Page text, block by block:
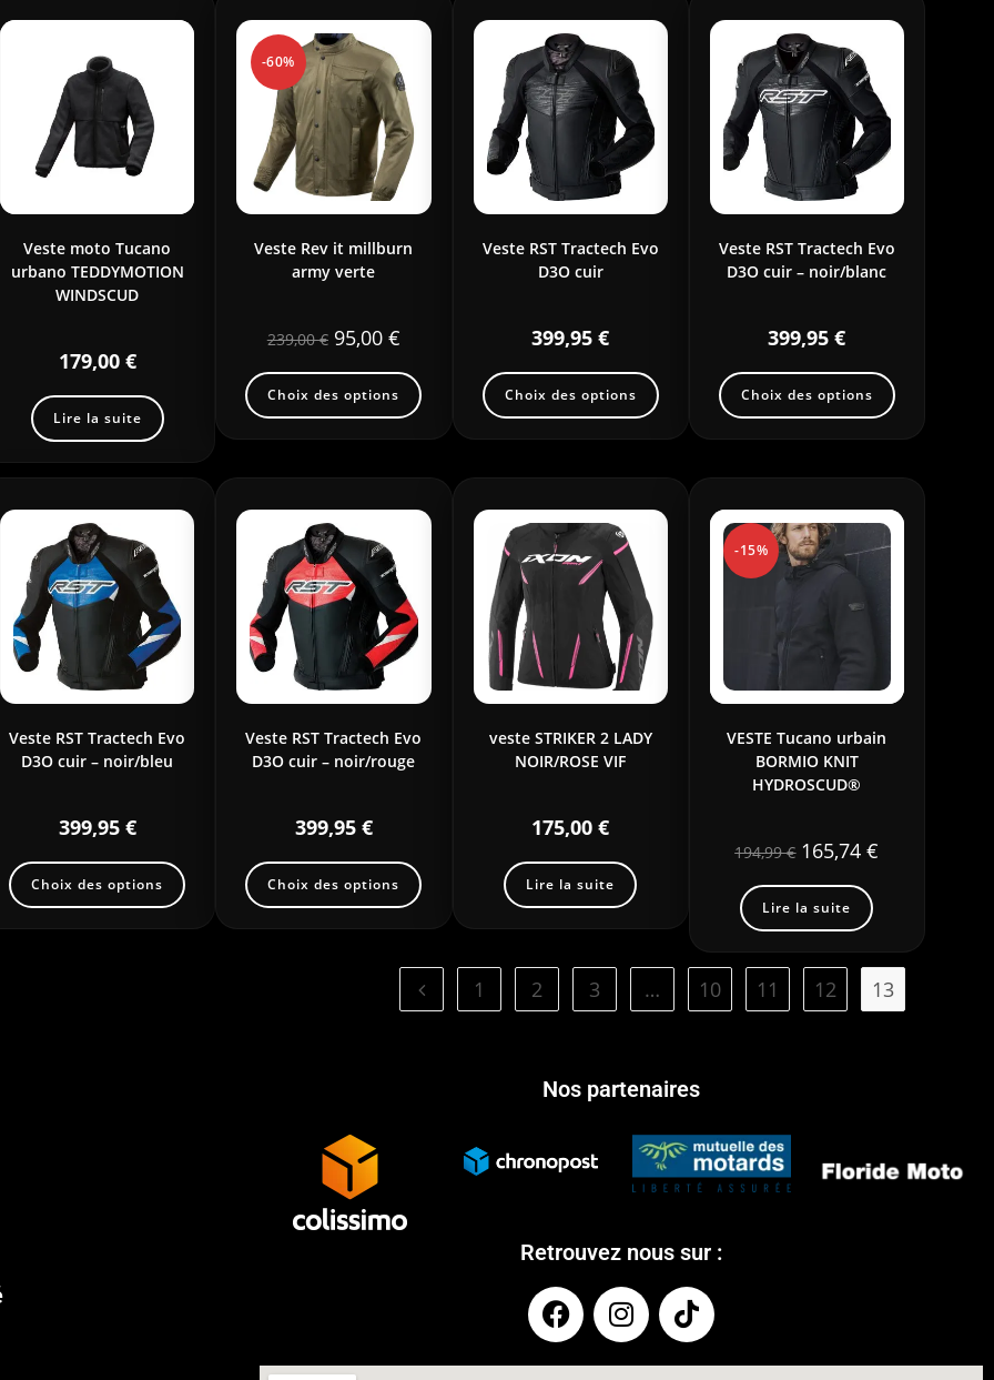
Veste moto Tucano
urbano TEDDYMOTION
WINDSCUD
179,00 €
Lire la suite
-60%
Veste Rev it millburn
army verte
239,00€ 95,00 €
Choix des options
Veste RST Tractech Evo
D3O cuir
399,95€
Choix des options
Veste RST Tractech Evo
D3O cuir – noir/blanc
399,95€
Choix des options
Veste RST Tractech Evo
D3O cuir – noir/bleu
399,95 €
Choix des options
Veste RST Tractech Evo
D3O cuir – noir/rouge
399,95 €
Choix des options
veste STRIKER 2 LADY
NOIR/ROSE VIF
175,00€
Lire la suite
-15%
VESTE Tucano urbain
BORMIO KNIT
HYDROSCUD®
194,99€ 165,74€
Lire la suite
1 2 3 … 10 11 12 13
Nos partenaires
Retrouvez nous sur :